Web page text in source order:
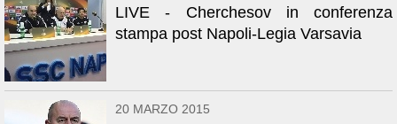
LIVE - Cherchesov in conferenza
stampa post Napoli-Legia Varsavia
20 MARZO 2015